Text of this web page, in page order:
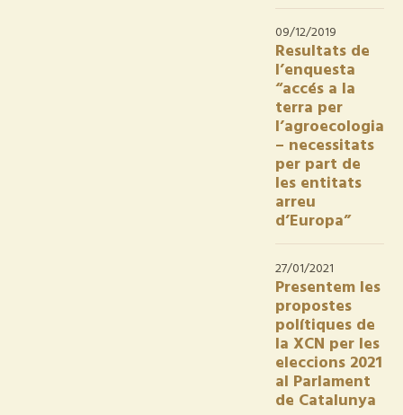
09/12/2019
Resultats de
l’enquesta
“accés a la
terra per
l’agroecologia
– necessitats
per part de
les entitats
arreu
d’Europa”
27/01/2021
Presentem les
propostes
polítiques de
la XCN per les
eleccions 2021
al Parlament
de Catalunya